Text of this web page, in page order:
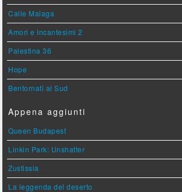
Calle Malaga
Amori e Incantesimi 2
Palestina 36
Hope
Bentornati al Sud
Appena aggiunti
Queen Budapest
Linkin Park: Unshatter
Zustissia
La leggenda del deserto